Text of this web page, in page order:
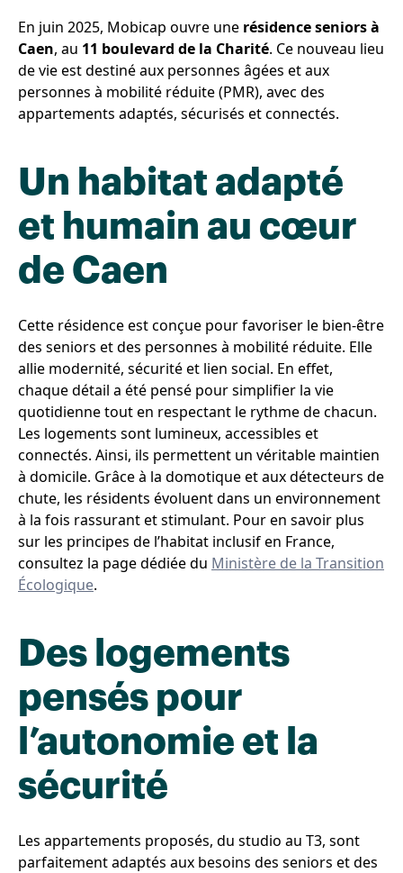
En juin 2025, Mobicap ouvre une résidence seniors à
Caen, au 11 boulevard de la Charité. Ce nouveau lieu
de vie est destiné aux personnes âgées et aux
personnes à mobilité réduite (PMR), avec des
appartements adaptés, sécurisés et connectés.
Un habitat adapté
et humain au cœur
de Caen
Cette résidence est conçue pour favoriser le bien-être
des seniors et des personnes à mobilité réduite. Elle
allie modernité, sécurité et lien social. En effet,
chaque détail a été pensé pour simplifier la vie
quotidienne tout en respectant le rythme de chacun.
Les logements sont lumineux, accessibles et
connectés. Ainsi, ils permettent un véritable maintien
à domicile. Grâce à la domotique et aux détecteurs de
chute, les résidents évoluent dans un environnement
à la fois rassurant et stimulant. Pour en savoir plus
sur les principes de l’habitat inclusif en France,
consultez la page dédiée du Ministère de la Transition
Écologique.
Des logements
pensés pour
l’autonomie et la
sécurité
Les appartements proposés, du studio au T3, sont
parfaitement adaptés aux besoins des seniors et des